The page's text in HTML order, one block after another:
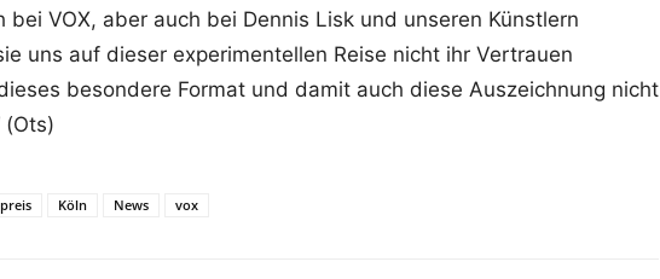
bei VOX, aber auch bei Dennis Lisk und unseren Künstlern
uns auf dieser experimentellen Reise nicht ihr Vertrauen
besondere Format und damit auch diese Auszeichnung nicht
(Ots)
Köln News vox